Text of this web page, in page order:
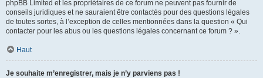
phpBB Limited et les propriétaires de ce forum ne peuvent pas fournir de
conseils juridiques et ne sauraient être contactés pour des questions légales
de toutes sortes, à l’exception de celles mentionnées dans la question « Qui
contacter pour les abus ou les questions légales concernant ce forum ? ».
Haut
Je souhaite m’enregistrer, mais je n’y parviens pas !